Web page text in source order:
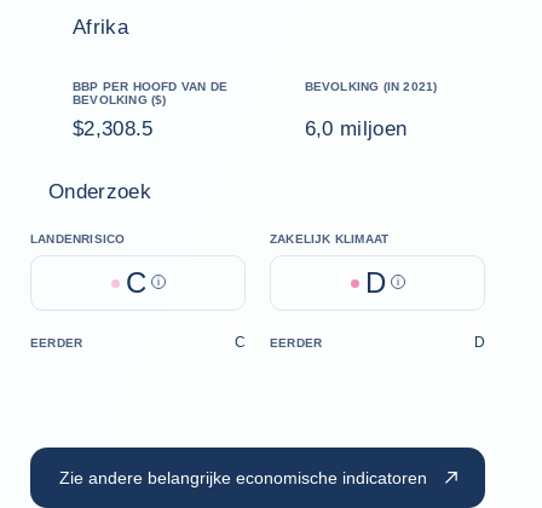
Afrika
BBP PER HOOFD VAN DE
BEVOLKING ($)
$2,308.5
BEVOLKING (IN 2021)
6,0 miljoen
Onderzoek
LANDENRISICO
C Help
ZAKELIJK KLIMAAT
D Help
EERDER C EERDER D
Zie andere belangrijke economische indicatoren